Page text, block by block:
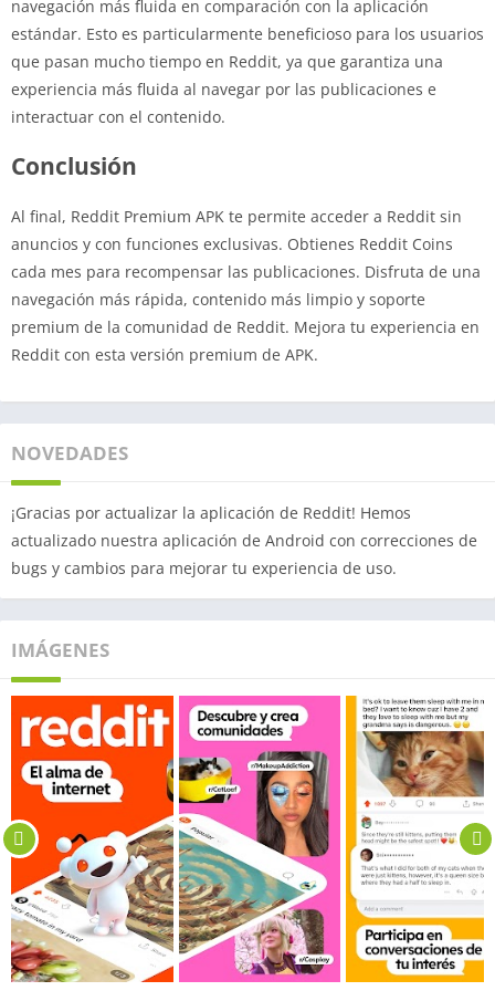
navegación más fluida en comparación con la aplicación
estándar. Esto es particularmente beneficioso para los usuarios
que pasan mucho tiempo en Reddit, ya que garantiza una
experiencia más fluida al navegar por las publicaciones e
interactuar con el contenido.
Conclusión
Al final, Reddit Premium APK te permite acceder a Reddit sin
anuncios y con funciones exclusivas. Obtienes Reddit Coins
cada mes para recompensar las publicaciones. Disfruta de una
navegación más rápida, contenido más limpio y soporte
premium de la comunidad de Reddit. Mejora tu experiencia en
Reddit con esta versión premium de APK.
NOVEDADES
¡Gracias por actualizar la aplicación de Reddit! Hemos
actualizado nuestra aplicación de Android con correcciones de
bugs y cambios para mejorar tu experiencia de uso.
IMÁGENES